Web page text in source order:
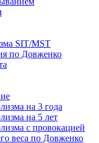
SIT/MST
по Довженко
на 3 года
на 5 лет
с провокацией
веса по Довженко